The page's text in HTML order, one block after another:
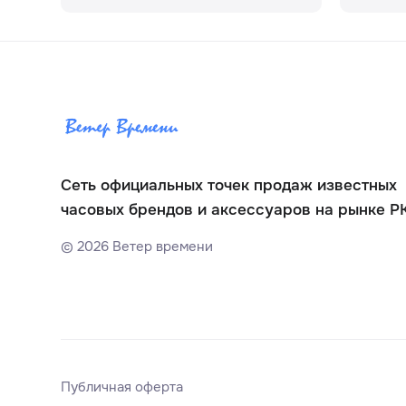
Сеть официальных точек продаж известных
часовых брендов и аксессуаров на рынке
©2026 Ветер времени
Публичная оферта